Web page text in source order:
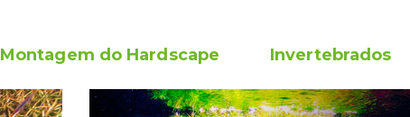
Montagem do Hardscape Invertebrados